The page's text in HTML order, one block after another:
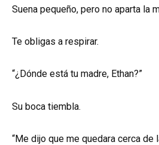
Suena pequeño, pero no aparta la
Te obligas a respirar.
“¿Dónde está tu madre, Ethan?”
Su boca tiembla.
“Me dijo que me quedara cerca de